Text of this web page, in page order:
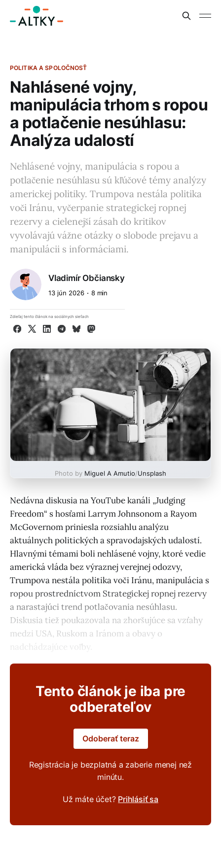
POLITIKA A SPOLOČNOSŤ
Nahlásené vojny,
manipulácia trhom s ropou
a potlačenie nesúhlasu:
Analýza udalostí
Nehlásené vojny, manipulácia s ropou a
potlačenie nesúhlasu sú kľúčové témy analýzy
americkej politiky. Trumpova nestála politika
voči Iránu, vyčerpanie strategickej ropnej
rezervy a cielenejší zásah do kritikov
vyvolávajú vážne otázky o slobode prejavu a
manipulácii s informáciami.
Vladimír Občiansky
13 jún 2026 8 min
Zdieľaj tento článok na sociálnych sieťach
Facebook
X LinkedInTelegram
BlueskyMastodon
Photo by Miguel A Amutio/Unsplash
Nedávna diskusia na YouTube kanáli „Judging
Freedom“ s hosťami Larrym Johnsonom a Rayom
McGovernom priniesla rozsiahlu analýzu
aktuálnych politických a spravodajských udalostí.
Hlavnými témami boli nehlásené vojny, ktoré vedie
americká vláda bez výraznej verejnej odozvy,
Trumpova nestála politika voči Iránu, manipulácia s
ropou prostredníctvom Strategickej ropnej rezervy
a narastajúci trend potlačovania nesúhlasu.
Diskusia tiež poukazovala na zhoršujúce sa vzťahy
medzi USA, Ruskom a Iránom a obavy o
nadchádzajúce voľby.
Tento článok je iba pre
odberateľov
Odoberať teraz
Registrácia je bezplatná a zaberie menej než
minútu.
Už máte účet? Prihlásiť sa